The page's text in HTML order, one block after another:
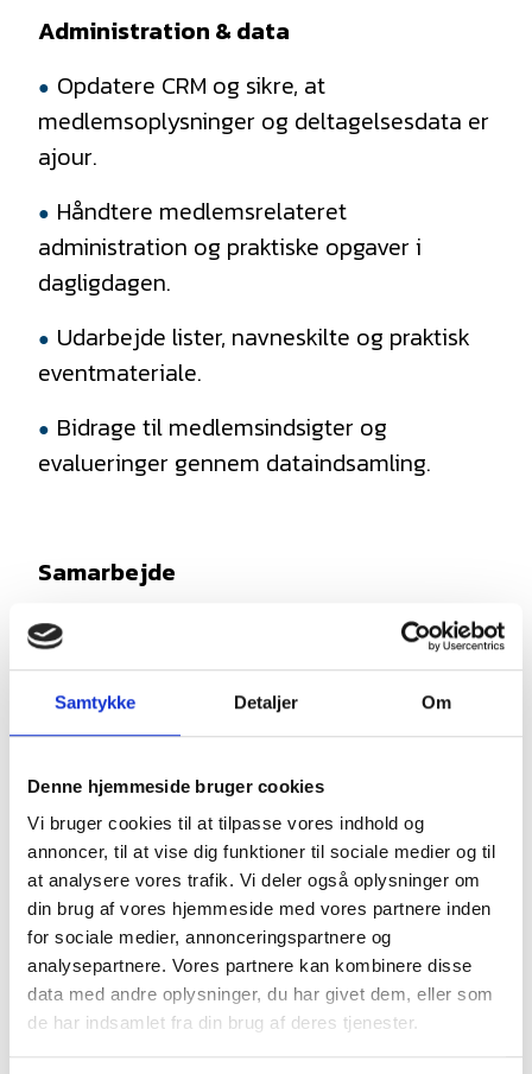
Samtykke Detaljer Om
Denne hjemmeside bruger cookies
Vi bruger cookies til at tilpasse vores indhold og
annoncer, til at vise dig funktioner til sociale medier og til
at analysere vores trafik. Vi deler også oplysninger om
din brug af vores hjemmeside med vores partnere inden
for sociale medier, annonceringspartnere og
analysepartnere. Vores partnere kan kombinere disse
data med andre oplysninger, du har givet dem, eller som
de har indsamlet fra din brug af deres tjenester.
Administration & data
Opdatere CRM og sikre, at
medlemsoplysninger og deltagelsesdata er
ajour.
Håndtere medlemsrelateret
administration og praktiske opgaver i
dagligdagen.
Udarbejde lister, navneskilte og praktisk
eventmateriale.
Bidrage til medlemsindsigter og
evalueringer gennem dataindsamling.
Samarbejde
Du bliver en vigtig del af et lille, tæt team
og får særligt tæt samarbejde med:
Erhvervsplaymakeren (Jonas)
– som
netværksdrift og eventeksekvering.
Marketingassistent og
studentermedhjælper (Line)– om
eventkommunikation, SoMe og website.
Bestyrelsen– indirekte gennem
udvikling af events, netværk og
medlemsoplevelsen.